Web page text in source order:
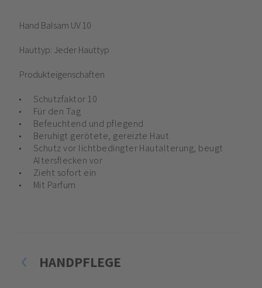
Hand Balsam UV 10
Hauttyp: Jeder Hauttyp
Produkteigenschaften
Schutzfaktor 10
Für den Tag
Befeuchtend und pflegend
Beruhigt gerötete, gereizte Haut
Schutz vor lichtbedingter Hautalterung, beugt
Altersflecken vor
Zieht sofort ein
Mit Parfum
HANDPFLEGE